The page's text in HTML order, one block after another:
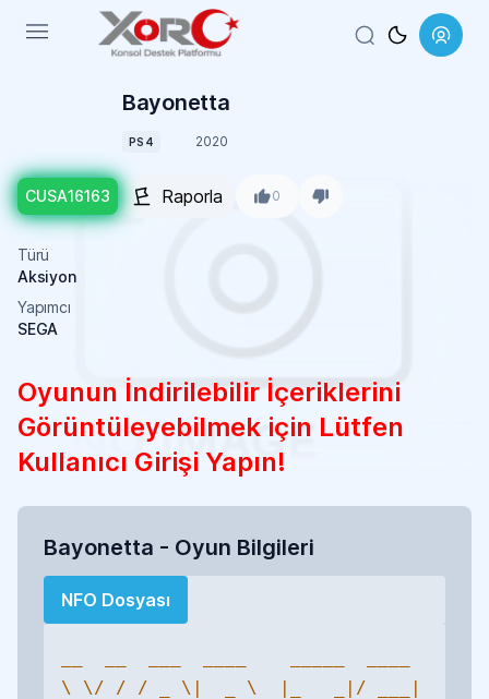
Menu
Bayonetta
PS4 2020
CUSA16163 Raporla 0
Türü
Aksiyon
Yapımcı
SEGA
Oyunun İndirilebilir İçeriklerini
Görüntüleyebilmek için Lütfen
Kullanıcı Girişi Yapın!
Bayonetta - Oyun Bilgileri
NFO Dosyası
\ \/ / / _ \|  _ \  |_   _|/ ___|